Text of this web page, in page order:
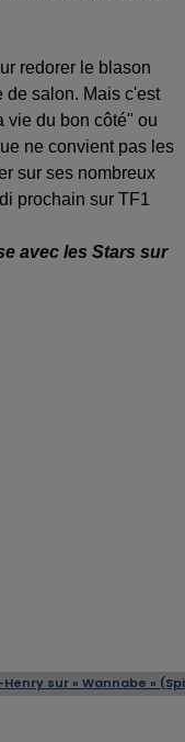
redorer le blason
de salon. Mais c'est
vie du bon côté" ou
ne convient pas les
sur ses nombreux
prochain sur TF1
avec les Stars sur
sur « Wannabe »